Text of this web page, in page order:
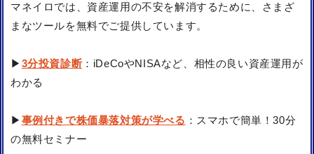
マネイロでは、資産運用の不安を解消するために、さまざ
まなツールを無料でご提供しています。
▶ 3分投資診断：iDeCoやNISAなど、相性の良い資産運用が
わかる
▶ 事例付きで株価暴落対策が学べる ：スマホで簡単！30分
の無料セミナー